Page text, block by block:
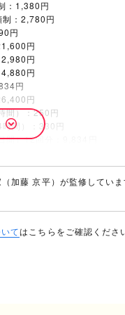
：1,380円
制：2,780円
円
円
円
円
円
円
間）：250円
間）：330円
間）12回分：9,834円
円/月
加藤 京平）が監修していま
てはこちらをご確認くださ